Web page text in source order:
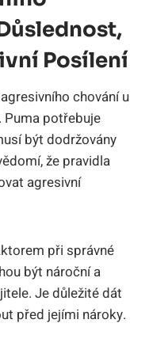
Posílení
chování u
Puma potřebuje
být dodržovány
že pravidla
agresivní
při správné
být nároční a
Je důležité dát
před jejími nároky.